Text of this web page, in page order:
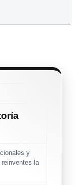
y
reinventes la